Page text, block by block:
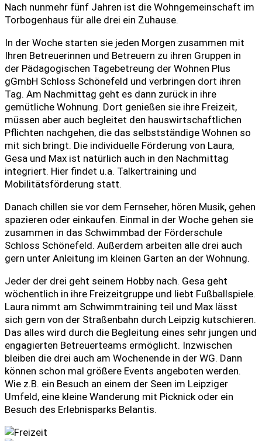
Nach nunmehr fünf Jahren ist die Wohngemeinschaft im
Torbogenhaus für alle drei ein Zuhause.
In der Woche starten sie jeden Morgen zusammen mit
Ihren Betreuerinnen und Betreuern zu ihren Gruppen in
der Pädagogischen Tagebetreung der Wohnen Plus
gGmbH Schloss Schönefeld und verbringen dort ihren
Tag. Am Nachmittag geht es dann zurück in ihre
gemütliche Wohnung. Dort genießen sie ihre Freizeit,
müssen aber auch begleitet den hauswirtschaftlichen
Pflichten nachgehen, die das selbstständige Wohnen so
mit sich bringt. Die individuelle Förderung von Laura,
Gesa und Max ist natürlich auch in den Nachmittag
integriert. Hier findet u.a. Talkertraining und
Mobilitätsförderung statt.
Danach chillen sie vor dem Fernseher, hören Musik, gehen
spazieren oder einkaufen. Einmal in der Woche gehen sie
zusammen in das Schwimmbad der Förderschule
Schloss Schönefeld. Außerdem arbeiten alle drei auch
gern unter Anleitung im kleinen Garten an der Wohnung.
Jeder der drei geht seinem Hobby nach. Gesa geht
wöchentlich in ihre Freizeitgruppe und liebt Fußballspiele.
Laura nimmt am Schwimmtraining teil und Max lässt
sich gern von der Straßenbahn durch Leipzig kutschieren.
Das alles wird durch die Begleitung eines sehr jungen und
engagierten Betreuerteams ermöglicht. Inzwischen
bleiben die drei auch am Wochenende in der WG. Dann
können schon mal größere Events angeboten werden.
Wie z.B. ein Besuch an einem der Seen im Leipziger
Umfeld, eine kleine Wanderung mit Picknick oder ein
Besuch des Erlebnisparks Belantis.